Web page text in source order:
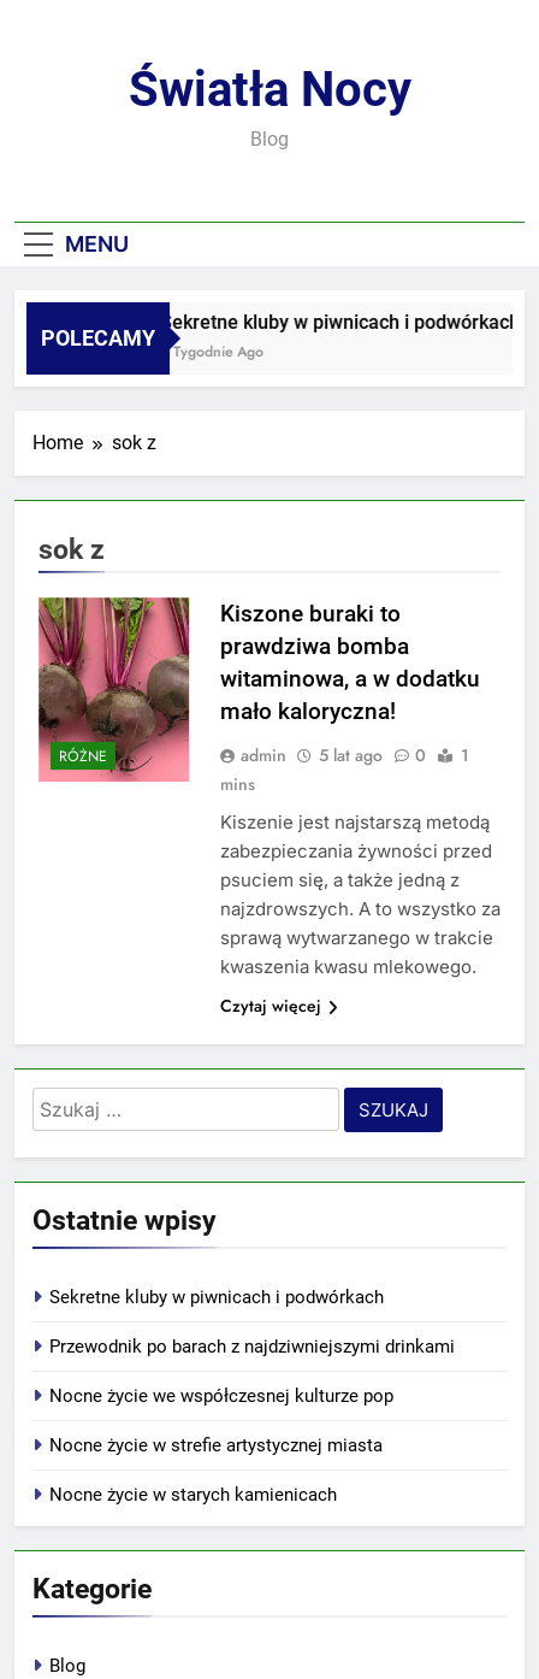
Światła Nocy
Blog
MENU
POLECAMY
Sekretne kluby w piwnicach i podwórkach
3 Tygodnie Ago
Home sok z
sok z
RÓŻNE
Kiszone buraki to
prawdziwa bomba
witaminowa, a w dodatku
mało kaloryczna!
admin 5 lat ago 0
1
mins
Kiszenie jest najstarszą metodą
zabezpieczania żywności przed
psuciem się, a także jedną z
najzdrowszych. A to wszystko za
sprawą wytwarzanego w trakcie
kwaszenia kwasu mlekowego.
Czytaj więcej
Szukaj:
Ostatnie wpisy
Sekretne kluby w piwnicach i podwórkach
Przewodnik po barach z najdziwniejszymi drinkami
Nocne życie we współczesnej kulturze pop
Nocne życie w strefie artystycznej miasta
Nocne życie w starych kamienicach
Kategorie
Blog